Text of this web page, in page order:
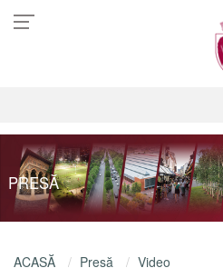
PRESĂ
ACASĂ Presă
Video